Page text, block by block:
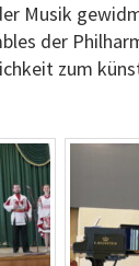
Musik
der
zum